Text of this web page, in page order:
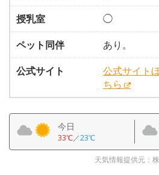
授乳室
◯
ペット同伴
あり。
公式サイト
公式サイト
ちら
今日
33℃／23℃
天気情報提供元：